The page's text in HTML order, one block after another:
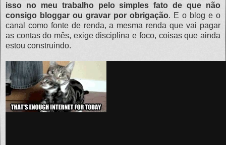
isso no meu trabalho pelo simples fato de que não
consigo bloggar ou gravar por obrigação. E o blog e o
canal como fonte de renda, a mesma renda que vai pagar
as contas do mês, exige disciplina e foco, coisas que ainda
estou construindo.